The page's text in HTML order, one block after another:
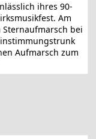
ihres 90-
Am
Sternaufmarsch bei
Aufmarsch zum